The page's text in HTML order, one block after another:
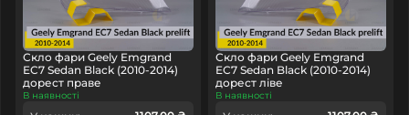
Скло фари Geely Emgrand
EC7 Sedan Black (2010-2014)
дорест праве
В наявності
Скло фари Geely Emgrand
EC7 Sedan Black (2010-2014)
дорест ліве
В наявності